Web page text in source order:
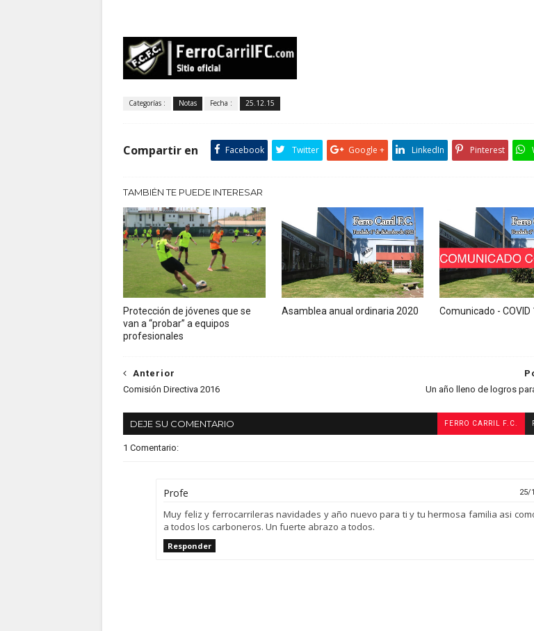
Categorías : Notas Fecha : 25.12.15
Compartir en Facebook Twitter Google + LinkedIn Pinterest
TAMBIÉN TE PUEDE INTERESAR
Protección de jóvenes que se
van a “probar” a equipos
profesionales
Asamblea anual ordinaria 2020 Comunicado - COVID
Un año lleno de logros
Anterior
Comisión Directiva 2016
DEJE SU COMENTARIO FERRO CARRIL F.C.
1 Comentario:
Profe 25/
Muy feliz y ferrocarrileras navidades y año nuevo para ti y tu hermosa familia asi
a todos los carboneros. Un fuerte abrazo a todos.
Responder